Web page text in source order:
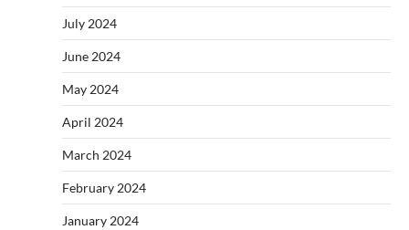
July 2024
June 2024
May 2024
April 2024
March 2024
February 2024
January 2024